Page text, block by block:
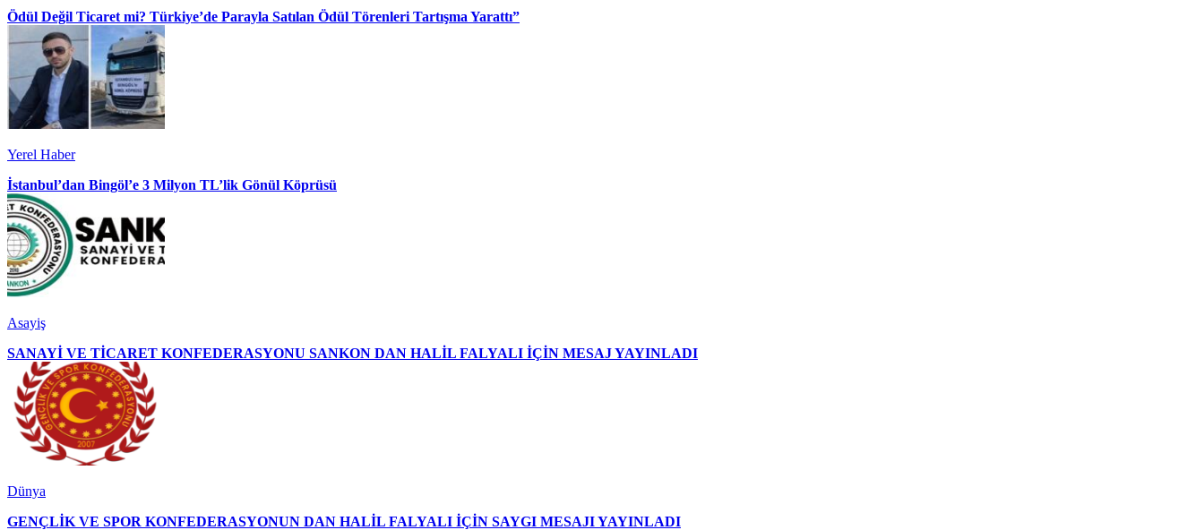
Ödül Değil Ticaret mi? Türkiye’de Parayla Satılan Ödül Törenleri Tartışma Yarattı”
Yerel Haber
İstanbul’dan Bingöl’e 3 Milyon TL’lik Gönül Köprüsü
Asayiş
SANAYİ VE TİCARET KONFEDERASYONU SANKON DAN HALİL FALYALI İÇİN MESAJ YAYINLADI
Dünya
GENÇLİK VE SPOR KONFEDERASYONUN DAN HALİL FALYALI İÇİN SAYGI MESAJI YAYINLADI